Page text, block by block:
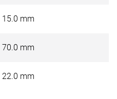
15.0 mm
70.0 mm
22.0 mm